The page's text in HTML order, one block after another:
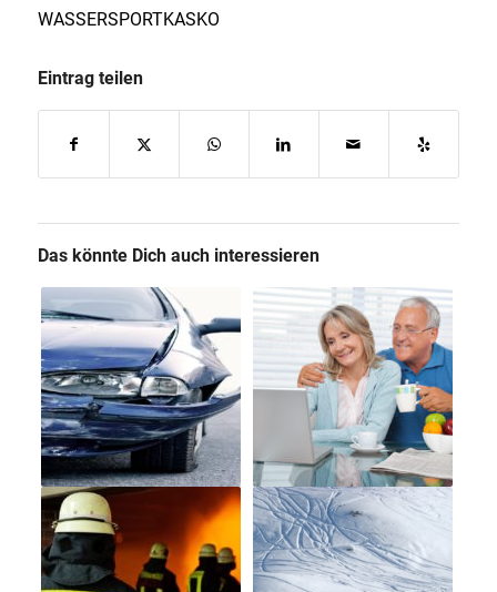
WASSERSPORTKASKO
Eintrag teilen
Das könnte Dich auch interessieren